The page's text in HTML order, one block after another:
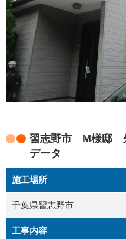
習志野市 M様邸
データ
施工場所
千葉県習志野市
工事内容